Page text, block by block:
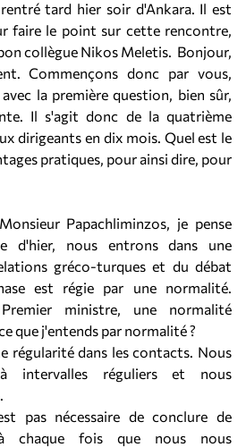
tard hier soir d'Ankara. Il est
faire le point sur cette rencontre,
collègue Nikos Meletis. Bonjour,
Commençons donc par vous,
la première question, bien sûr,
Il s'agit donc de la quatrième
dirigeants en dix mois. Quel est le
pratiques, pour ainsi dire, pour
Papachliminzos, je pense
d'hier, nous entrons dans une
gréco-turques et du débat
est régie par une normalité.
ministre, une normalité
que j'entends par normalité ?
régularité dans les contacts. Nous
intervalles réguliers et nous
pas nécessaire de conclure de
chaque fois que nous nous